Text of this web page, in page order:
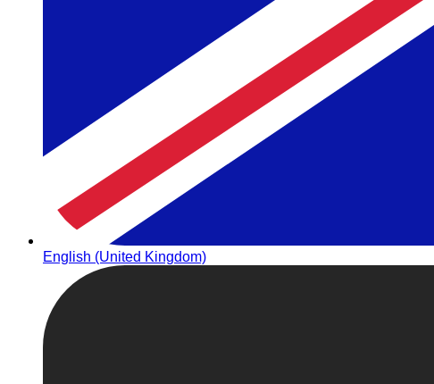
English (United Kingdom)